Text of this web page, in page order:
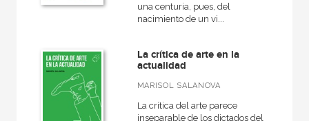
Básica de bolsillo
VER TODAS... (29)
una centuria, pues, del
nacimiento de un vi...
La crítica de arte en la
actualidad
MARISOL SALANOVA
La crítica del arte parece
inseparable de los dictados del